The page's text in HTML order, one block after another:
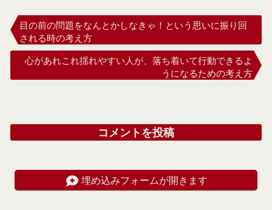
目の前の問題をなんとかしなきゃ！という思いに振り回
される時の考え方
心があれこれ揺れやすい人が、落ち着いて行動できるよ
うになるための考え方
コメントを投稿
埋め込みフォームが開きます